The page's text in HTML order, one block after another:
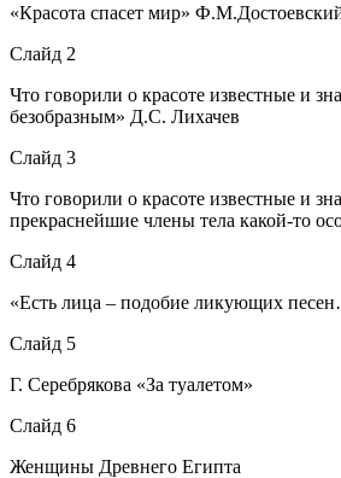
«Красота спасет мир»
Слайд 2
Что говорили о красоте известные и
безобразным» Д.С. Лихачев
Слайд 3
Что говорили о красоте известные и
прекраснейшие члены тела какой-то
Слайд 4
«Есть лица – подобие ликующих
Слайд 5
Г. Серебрякова «За туалетом»
Слайд 6
Женщины Древнего Египта